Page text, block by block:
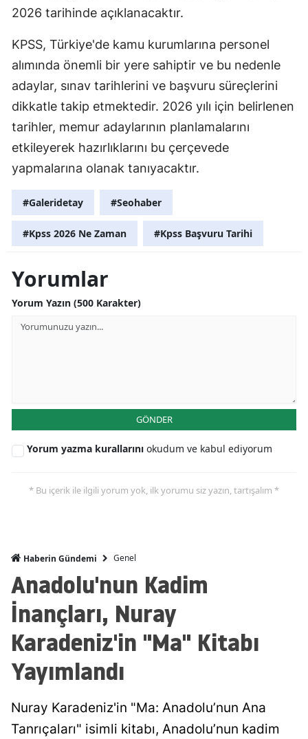
2026 tarihinde açıklanacaktır.
KPSS, Türkiye'de kamu kurumlarına personel
alımında önemli bir yere sahiptir ve bu nedenle
adaylar, sınav tarihlerini ve başvuru süreçlerini
dikkatle takip etmektedir. 2026 yılı için belirlenen
tarihler, memur adaylarının planlamalarını
etkileyerek hazırlıklarını bu çerçevede
yapmalarına olanak tanıyacaktır.
#Galeridetay #Seohaber
#Kpss 2026 Ne Zaman #Kpss Başvuru Tarihi
Yorumlar
Yorum Yazın (500 Karakter)
GÖNDER
Yorum yazma kurallarını okudum ve kabul ediyorum
* Bu içerik ile ilgili yorum yok, ilk yorumu siz yazın, tartışalım *
Haberin Gündemi Genel
Anadolu'nun Kadim
İnançları, Nuray
Karadeniz'in "Ma" Kitabı
Yayımlandı
Nuray Karadeniz'in "Ma: Anadolu’nun Ana
Tanrıçaları" isimli kitabı, Anadolu’nun kadim